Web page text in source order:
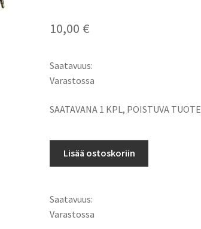
10,00 €
Saatavuus:
Varastossa
SAATAVANA 1 KPL, POISTUVA TUOTE
x
3,5mm
Lisää ostoskoriin
Saatavuus:
Varastossa